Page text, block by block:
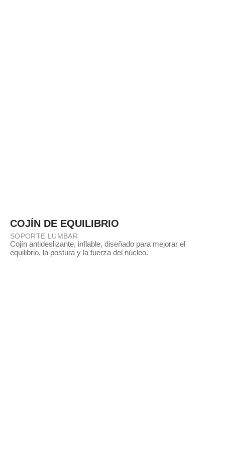
COJÍN DE EQUILIBRIO
SOPORTE LUMBAR
Cojín antideslizante, inflable, diseñado para mejorar el
equilibrio, la postura y la fuerza del núcleo.